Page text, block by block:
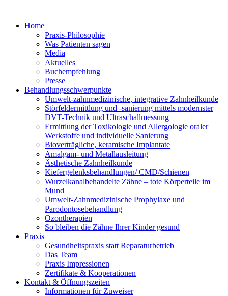
Home
Praxis-Philosophie
Was Patienten sagen
Media
Aktuelles
Buchempfehlung
Presse
Behandlungsschwerpunkte
Umwelt-zahnmedizinische, integrative Zahnheilkunde
Störfeldermittlung und -sanierung mittels modernster
DVT-Technik und Ultraschallmessung
Ermittlung der Toxikologie und Allergologie oraler
Werkstoffe und individuelle Sanierung
Bioverträgliche, keramische Implantate
Amalgam- und Metallausleitung
Ästhetische Zahnheilkunde
Kiefergelenksbehandlungen/ CMD/Schienen
Wurzelkanalbehandelte Zähne – tote Körperteile im
Mund
Umwelt-Zahnmedizinische Prophylaxe und
Parodontosebehandlung
Ozontherapien
So bleiben die Zähne Ihrer Kinder gesund
Praxis
Gesundheitspraxis statt Reparaturbetrieb
Das Team
Praxis Impressionen
Zertifikate & Kooperationen
Kontakt & Öffnungszeiten
Informationen für Zuweiser